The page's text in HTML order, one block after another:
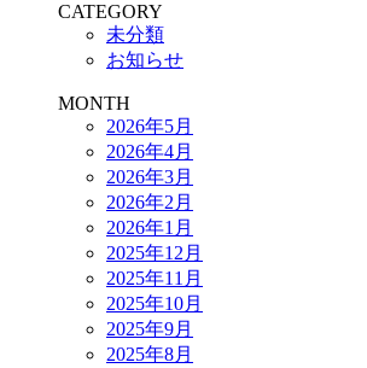
CATEGORY
未分類
お知らせ
MONTH
2026年5月
2026年4月
2026年3月
2026年2月
2026年1月
2025年12月
2025年11月
2025年10月
2025年9月
2025年8月